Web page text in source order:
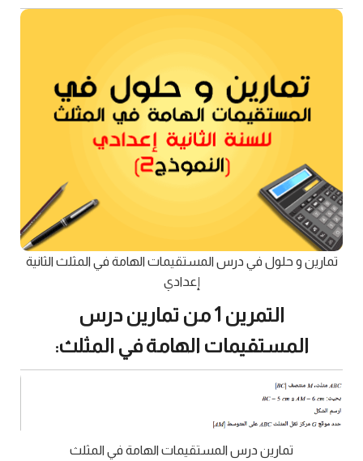
تمارين و حلول في درس المستقيمات الهامة في المثلث الثانية
إعدادي
التمرين 1 من تمارين درس
المستقيمات الهامة في المثلث:
تمارين درس المستقيمات الهامة في المثلث